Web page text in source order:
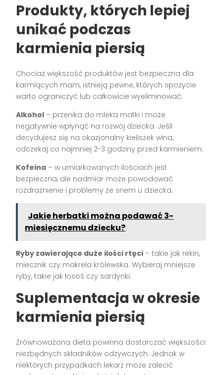
Produkty, których lepiej
unikać podczas
karmienia piersią
Chociaż większość produktów jest bezpieczna dla
karmiących mam, istnieją pewne, których spożycie
warto ograniczyć lub całkowicie wyeliminować:
Alkohol – przenika do mleka matki i może
negatywnie wpłynąć na rozwój dziecka. Jeśli
decydujesz się na okazjonalny kieliszek wina,
odczekaj co najmniej 2-3 godziny przed karmieniem.
Kofeina – w umiarkowanych ilościach jest
bezpieczna, ale nadmiar może powodować
rozdrażnienie i problemy ze snem u dziecka.
Jakie herbatki można podawać 3-
miesięcznemu dziecku?
Ryby zawierające duże ilości rtęci – takie jak rekin,
miecznik czy makrela królewska. Wybieraj mniejsze
ryby, takie jak łosoś czy sardynki.
Suplementacja w okresie
karmienia piersią
Zrównoważona dieta powinna dostarczać większości
niezbędnych składników odżywczych. Jednak w
niektórych przypadkach lekarz może zalecić